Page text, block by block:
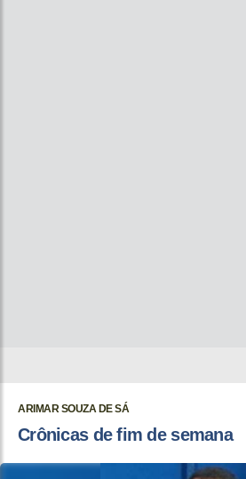
ARIMAR SOUZA DE SÁ
Crônicas de fim de semana